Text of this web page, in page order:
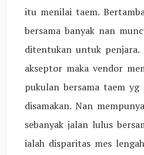
itu menilai taem.
bersama banyak nan
ditentukan untuk penjara.
akseptor maka vendor
pukulan bersama taem
disamakan. Nan
sebanyak jalan lulus
ialah disparitas mes